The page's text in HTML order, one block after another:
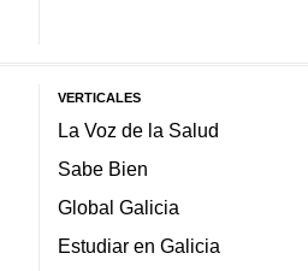
VERTICALES
La Voz de la Salud
Sabe Bien
Global Galicia
Estudiar en Galicia